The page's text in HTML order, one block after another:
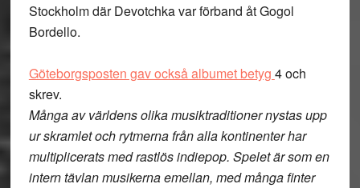
Stockholm där Devotchka var förband åt Gogol
Bordello.
Göteborgsposten gav också albumet betyg 4 och
skrev.
Många av världens olika musiktraditioner nystas upp
ur skramlet och rytmerna från alla kontinenter har
multiplicerats med rastlös indiepop. Spelet är som en
intern tävlan musikerna emellan, med många finter